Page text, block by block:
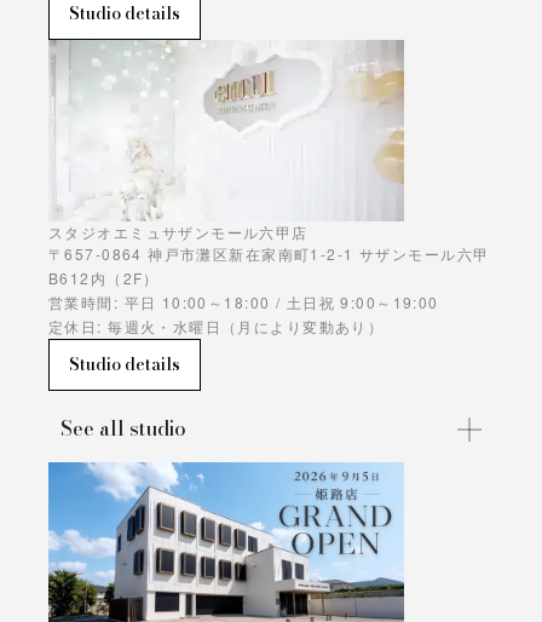
Studio details
スタジオエミュサザンモール六甲店
〒657-0864 神戸市灘区新在家南町1-2-1 サザンモール六甲
B612内（2F）
営業時間: 平日 10:00～18:00 / 土日祝 9:00～19:00
定休日: 毎週火・水曜日（月により変動あり）
Studio details
See all studio